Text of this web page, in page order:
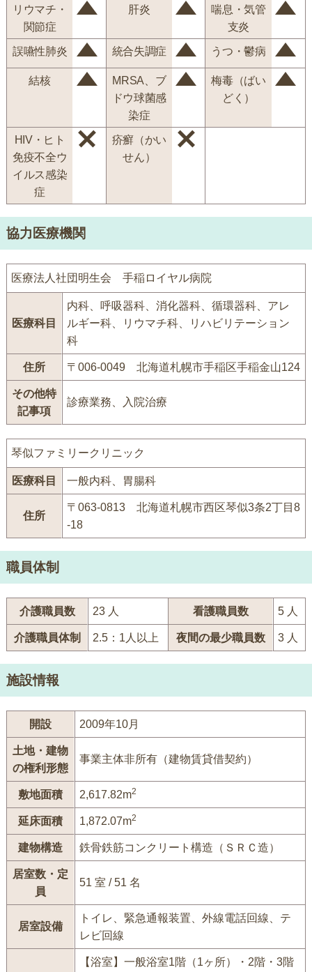
リウマチ・
関節症
肝炎
喘息・気管
支炎
誤嚥性肺炎 統合失調症 うつ・鬱病
結核
MRSA、ブ
ドウ球菌感
染症
梅毒（ばい
どく）
HIV・ヒト
免疫不全ウ
イルス感染
症
疥癬（かい
せん）
協力医療機関
医療法人社団明生会 手稲ロイヤル病院
医療科目
内科、呼吸器科、消化器科、循環器科、アレ
ルギー科、リウマチ科、リハビリテーション
科
住所 〒006-0049 北海道札幌市手稲区手稲金山124
その他特
記事項
診療業務、入院治療
琴似ファミリークリニック
医療科目 一般内科、胃腸科
住所
〒063-0813 北海道札幌市西区琴似3条2丁目8
-18
職員体制
介護職員数 23 人 看護職員数 5 人
介護職員体制 2.5：1人以上 夜間の最少職員数 3 人
施設情報
開設 2009年10月
土地・建物
の権利形態
事業主体非所有（建物賃貸借契約）
敷地面積 2,617.82m2
延床面積 1,872.07m2
建物構造 鉄骨鉄筋コンクリート構造（ＳＲＣ造）
居室数・定
員
51 室 / 51 名
居室設備
トイレ、緊急通報装置、外線電話回線、テ
レビ回線
【浴室】一般浴室1階（1ヶ所）・2階・3階